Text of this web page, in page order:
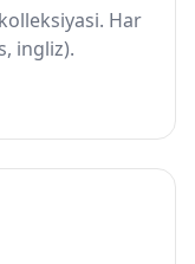
Har
ingliz).